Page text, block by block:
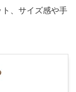
、サイズ感や手